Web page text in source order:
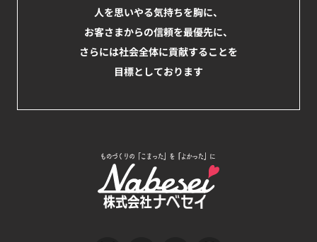
人を思いやる気持ちを胸に、
お客さまからの信頼を最優先に、
さらには社会全体に貢献することを
目標としております